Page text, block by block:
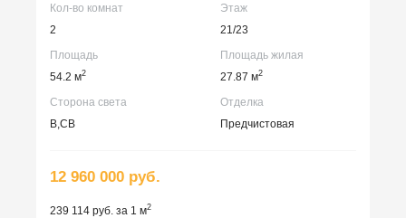
Кол-во комнат
2
Этаж
21/23
Площадь
54.2 м2
Площадь жилая
27.87 м2
Сторона света
В,СВ
Отделка
Предчистовая
12 960 000 руб.
239 114 руб. за 1 м2